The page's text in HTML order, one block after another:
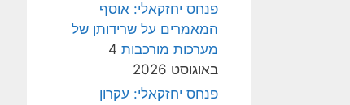
פנחס יחזקאלי: אוסף
המאמרים על שרידותן של
מערכות מורכבות 4
באוגוסט 2026
פנחס יחזקאלי: עקרון